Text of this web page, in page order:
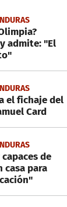
admite: "El
el fichaje del
Card
de
casa para